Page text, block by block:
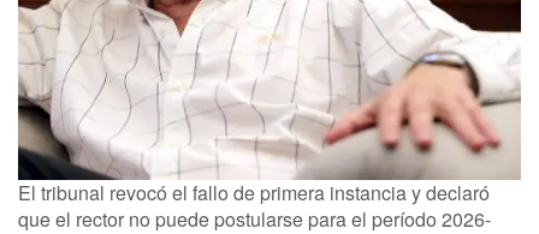
El tribunal revocó el fallo de primera instancia y declaró
que el rector no puede postularse para el período 2026-